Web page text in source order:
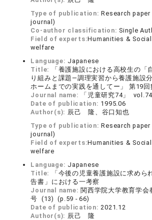
Type of publication:Research
journal)
Co-author classification: Single
Field of experts:Humanities &
welfare
Language: Japanese
Title:
「養護施設における高校生の「
り組みと課題―調理実習から養護施設
ホームまでの実践を通してー」 第19
Journal name:
「児童研究74」
Date of publication: 1995.06
Author(s): 辰己 隆、谷口知也
Type of publication:Research
journal)
Field of experts:Humanities &
welfare
Language: Japanese
Title:
「今後の児童養護施設に求め
告書」における一考察
Journal name: 関西学院大学教育学
号 (13) (p.59 - 66)
Date of publication: 2021.12
Author(s): 辰己 隆